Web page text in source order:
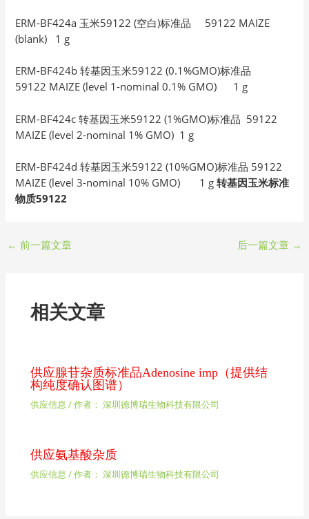
ERM-BF424a 玉米59122 (空白)标准品 59122 MAIZE
(blank) 1 g
ERM-BF424b 转基因玉米59122 (0.1%GMO)标准品
59122 MAIZE (level 1-nominal 0.1% GMO) 1 g
ERM-BF424c 转基因玉米59122 (1%GMO)标准品 59122
MAIZE (level 2-nominal 1% GMO) 1 g
ERM-BF424d 转基因玉米59122 (10%GMO)标准品 59122
MAIZE (level 3-nominal 10% GMO) 1 g转基因玉米标准
物质59122
← 前一篇文章 后一篇文章 →
相关文章
供应腺苷杂质标准品Adenosine imp（提供结
构纯度确认图谱）
供应信息 / 作者： 深圳德博瑞生物科技有限公司
供应氨基酸杂质
供应信息 / 作者： 深圳德博瑞生物科技有限公司